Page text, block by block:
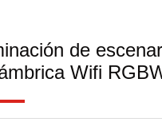
de
Wifi